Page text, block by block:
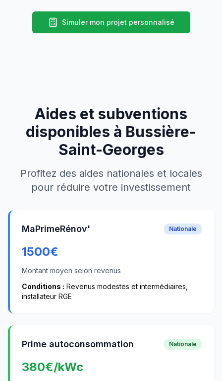
Simuler mon projet personnalisé
Aides et subventions
disponibles à Bussière-
Saint-Georges
Profitez des aides nationales et locales
pour réduire votre investissement
MaPrimeRénov' Nationale
1500€
Montant moyen selon revenus
Conditions : Revenus modestes et intermédiaires,
installateur RGE
Prime autoconsommation Nationale
380€/kWc